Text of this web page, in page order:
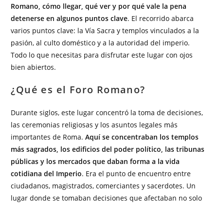
Romano, cómo llegar, qué ver y por qué vale la pena
detenerse en algunos puntos clave. El recorrido abarca
varios puntos clave: la Vía Sacra y templos vinculados a la
pasión, al culto doméstico y a la autoridad del imperio.
Todo lo que necesitas para disfrutar este lugar con ojos
bien abiertos.
¿Qué es el Foro Romano?
Durante siglos, este lugar concentró la toma de decisiones,
las ceremonias religiosas y los asuntos legales más
importantes de Roma.Aquí se concentraban los templos
más sagrados, los edificios del poder político, las tribunas
públicas y los mercados que daban forma a la vida
cotidiana del Imperio. Era el punto de encuentro entre
ciudadanos, magistrados, comerciantes y sacerdotes. Un
lugar donde se tomaban decisiones que afectaban no solo